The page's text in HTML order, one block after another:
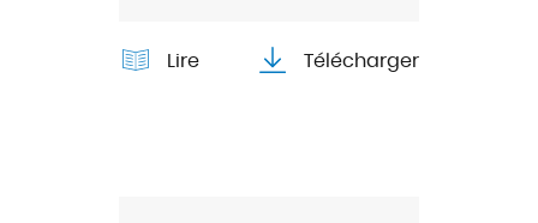
Lire Télécharger